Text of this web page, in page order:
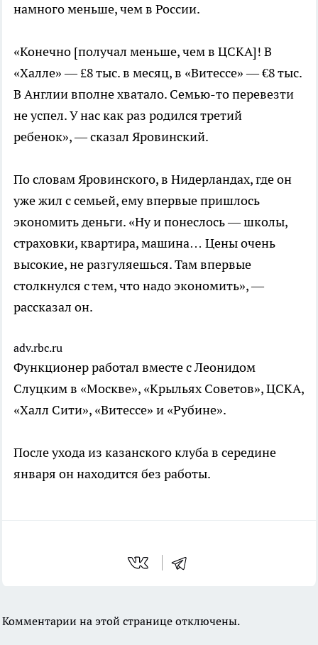
намного меньше, чем в России.
«Конечно [получал меньше, чем в ЦСКА]! В
«Халле» — £8 тыс. в месяц, в «Витессе» — €8 тыс.
В Англии вполне хватало. Семью-то перевезти
не успел. У нас как раз родился третий
ребенок», — сказал Яровинский.
По словам Яровинского, в Нидерландах, где он
уже жил с семьей, ему впервые пришлось
экономить деньги. «Ну и понеслось — школы,
страховки, квартира, машина… Цены очень
высокие, не разгуляешься. Там впервые
столкнулся с тем, что надо экономить», —
рассказал он.
adv.rbc.ru
Функционер работал вместе с Леонидом
Слуцким в «Москве», «Крыльях Советов», ЦСКА,
«Халл Сити», «Витессе» и «Рубине».
После ухода из казанского клуба в середине
января он находится без работы.
Комментарии на этой странице отключены.